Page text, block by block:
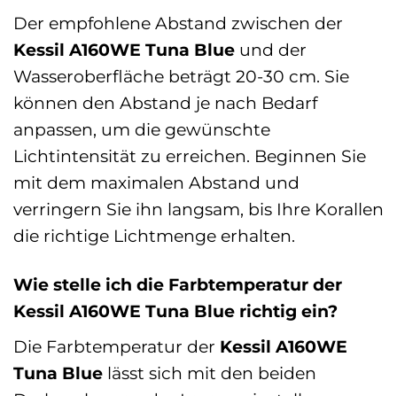
Der empfohlene Abstand zwischen der
Kessil A160WE Tuna Blue und der
Wasseroberfläche beträgt 20-30 cm. Sie
können den Abstand je nach Bedarf
anpassen, um die gewünschte
Lichtintensität zu erreichen. Beginnen Sie
mit dem maximalen Abstand und
verringern Sie ihn langsam, bis Ihre Korallen
die richtige Lichtmenge erhalten.
Wie stelle ich die Farbtemperatur der
Kessil A160WE Tuna Blue richtig ein?
Die Farbtemperatur der Kessil A160WE
Tuna Blue lässt sich mit den beiden